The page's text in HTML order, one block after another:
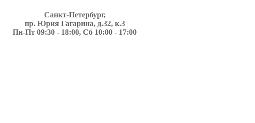
Санкт-Петербург,
пр. Юрия Гагарина, д.32, к.3
Пн-Пт 09:30 - 18:00, Сб 10:00 - 17:00